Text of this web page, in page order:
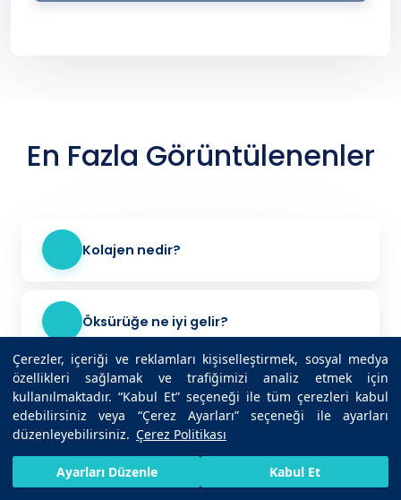
Çerezler, içeriği ve reklamları kişiselleştirmek, sosyal medya
özellikleri sağlamak ve trafiğimizi analiz etmek için
kullanılmaktadır. “Kabul Et” seçeneği ile tüm çerezleri kabul
edebilirsiniz veya “Çerez Ayarları” seçeneği ile ayarları
düzenleyebilirsiniz. Çerez Politikası
Ayarları Düzenle Kabul Et
En Fazla Görüntülenenler
Kolajen nedir?
Öksürüğe ne iyi gelir?
Kaşıntı neden olur?
Trigliserid nedir?
HIZLI RANDEVU AL BIZE ULAŞIN